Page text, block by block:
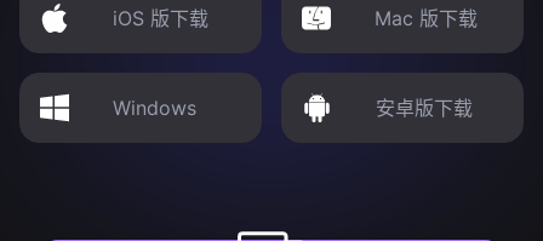
iOS 版下载 Mac 版下载
Windows 安卓版下载